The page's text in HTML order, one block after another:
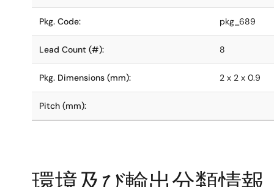
Pkg. Code: pkg_689
Lead Count (#): 8
Pkg. Dimensions (mm): 2 x 2 x 0.9
Pitch (mm):